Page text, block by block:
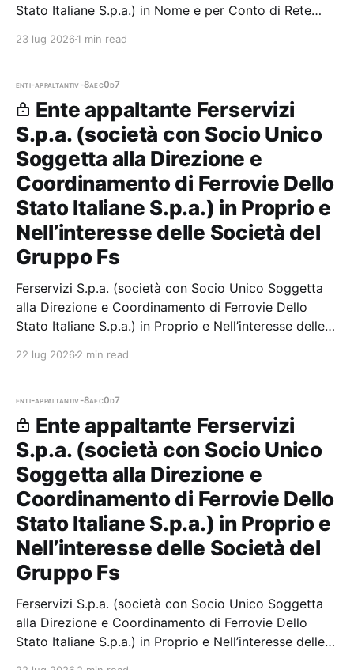
Stato Italiane S.p.a.) in Nome e per Conto di Rete
partecipazioni. Il
23 lug 2026 1 min read
enti-appaltantiv-8aec0d7
Ente appaltante Ferservizi
S.p.a. (società con Socio Unico
Soggetta alla Direzione e
Coordinamento di Ferrovie Dello
Stato Italiane S.p.a.) in Proprio e
Nell’interesse delle Società del
Gruppo Fs
Ferservizi S.p.a. (società con Socio Unico Soggetta
alla Direzione e Coordinamento di Ferrovie Dello
Stato Italiane S.p.a.) in Proprio e Nell’interesse delle
partecipazioni.
22 lug 2026 2 min read
enti-appaltantiv-8aec0d7
Ente appaltante Ferservizi
S.p.a. (società con Socio Unico
Soggetta alla Direzione e
Coordinamento di Ferrovie Dello
Stato Italiane S.p.a.) in Proprio e
Nell’interesse delle Società del
Gruppo Fs
Ferservizi S.p.a. (società con Socio Unico Soggetta
alla Direzione e Coordinamento di Ferrovie Dello
Stato Italiane S.p.a.) in Proprio e Nell’interesse delle